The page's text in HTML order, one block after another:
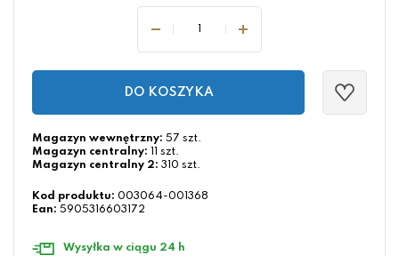
DO KOSZYKA
Magazyn wewnętrzny: 57 szt.
Magazyn centralny: 11 szt.
Magazyn centralny 2: 310 szt.
Kod produktu: 003064-001368
Ean: 5905316603172
Wysyłka w ciągu 24 h